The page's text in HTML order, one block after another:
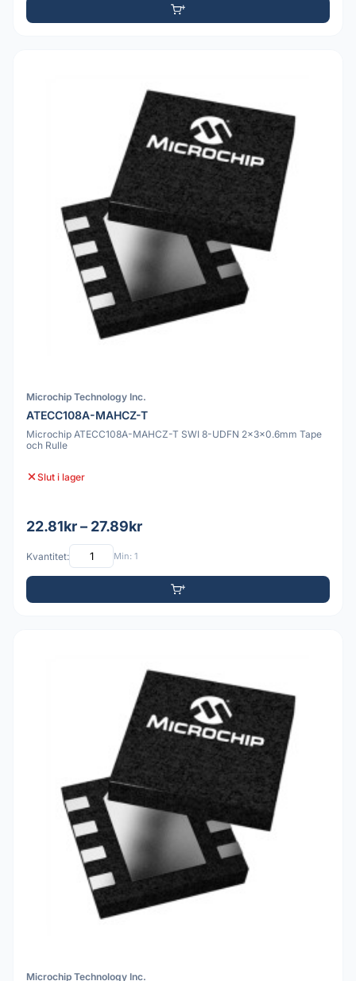
Microchip Technology Inc.
ATECC108A-MAHCZ-T
Microchip ATECC108A-MAHCZ-T SWI 8-UDFN 2x3x0.6mm Tape
och Rulle
Slut i lager
22.81kr – 27.89kr
Kvantitet: Min: 1
Microchip Technology Inc.